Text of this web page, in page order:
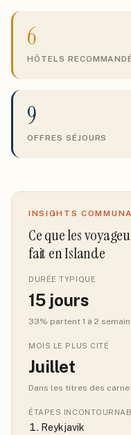
6
HÔTELS
9
OFFRES SÉJOURS
INSIGHTS
Ce que les
fait en Islande
DURÉE TYPIQUE
15 jours
33% partent 1 à 2
MOIS LE PLUS CITÉ
Juillet
Dans les titres des
ÉTAPES
Reykjavik